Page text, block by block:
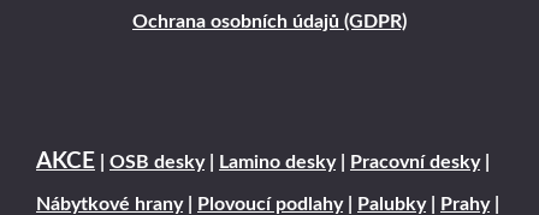
Ochrana osobních údajů (GDPR)
AKCE OSB desky| Lamino desky| Pracovní desky|
Nábytkové hrany| Plovoucí podlahy| Palubky| Prahy|